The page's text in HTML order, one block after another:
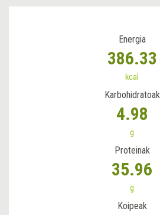
Energia
386.33
kcal
Karbohidratoak
4.98
g
Proteinak
35.96
g
Koipeak